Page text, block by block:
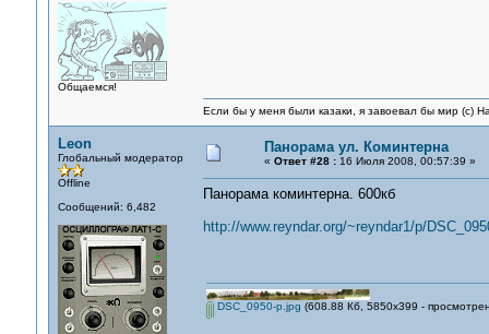
Общаемся!
Если бы у меня были казаки, я завоевал бы мир (с)
Leon
Глобальный модератор
Offline
Сообщений: 6,482
Панорама ул. Коминтерна
« Ответ #28 :16 Июля 2008, 00:57:39 »
Панорама коминтерна. 600кб
http://www.reyndar.org/~reyndar1/p/
DSC_0950-p.jpg (608.88 Кб, 5850x399 -